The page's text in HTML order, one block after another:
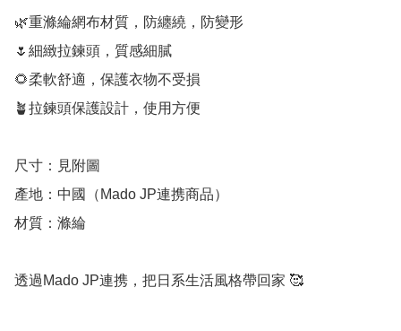
🌿重滌綸網布材質，防纏繞，防變形
🌷細緻拉鍊頭，質感細膩
🌻柔軟舒適，保護衣物不受損
🪴拉鍊頭保護設計，使用方便
尺寸：見附圖
產地：中國（Mado JP連携商品）
材質：滌綸
透過Mado JP連携，把日系生活風格帶回家 🥰